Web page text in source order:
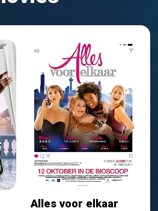
Alles voor elkaar